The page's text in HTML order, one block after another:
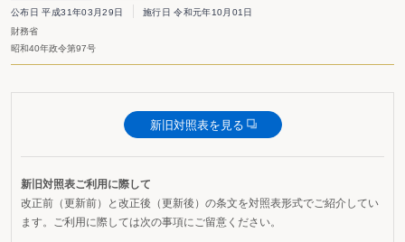
公布日 平成31年03月29日
施行日 令和元年10月01日
財務省
昭和40年政令第97号
新旧対照表を見る
新旧対照表ご利用に際して
改正前（更新前）と改正後（更新後）の条文を対照表形式でご紹介してい
ます。ご利用に際しては次の事項にご留意ください。